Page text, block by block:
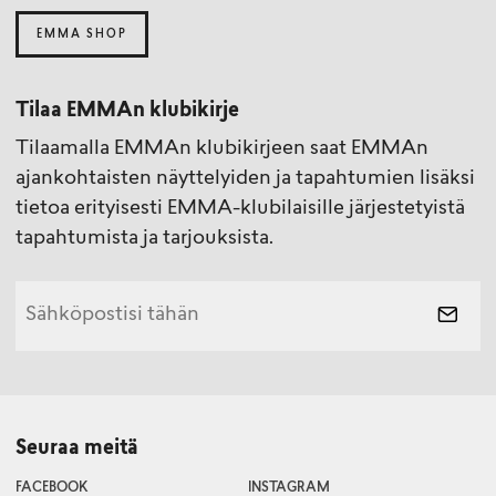
EMMA SHOP
Tilaa EMMAn klubikirje
Tilaamalla EMMAn klubikirjeen saat EMMAn
ajankohtaisten näyttelyiden ja tapahtumien lisäksi
tietoa erityisesti EMMA-klubilaisille järjestetyistä
tapahtumista ja tarjouksista.
Seuraa meitä
FACEBOOK INSTAGRAM